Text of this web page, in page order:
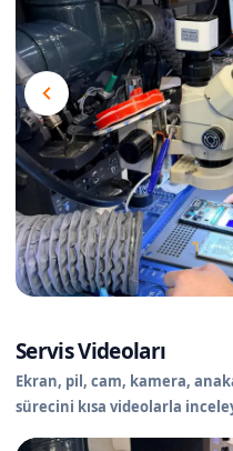
Servis Videoları
Ekran, pil, cam, kamera,
sürecini kısa videolarla